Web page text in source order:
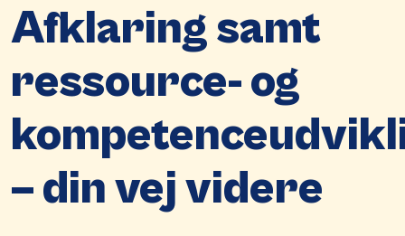
Afklaring samt
ressource- og
– din vej videre